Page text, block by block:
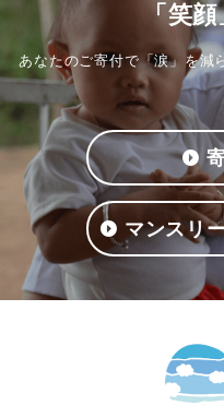
「笑
あなたのご寄付で「涙」を減
マンスリ